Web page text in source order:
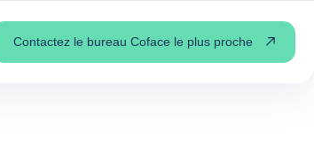
Contactez le bureau Coface le plus proche